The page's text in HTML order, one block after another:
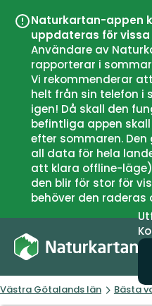
Naturkartan-appen
uppdateras för
Användare av
rapporterar i
Vi rekommenderar
helt från sin telefon i
igen! Då skall den
befintliga appen
efter sommaren.
all data för hela
att klara offline-
den blir för stor för
behöver den
Västra Götalands län Bästa